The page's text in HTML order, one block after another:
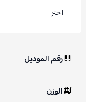
رقم الموديل
الوزن